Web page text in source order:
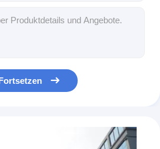
OEM ODM Individuelle Schrankmöbel Kunststein
Nützlichkeit Schlafzimmer Kleiderschrank Benutzerdefiniert
Schlafzimmer Massivholz Vorratsschrank
Sofastoff, modern, einfach, maßgefertigt, Samtsofa